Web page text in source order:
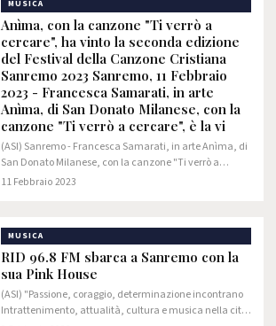
MUSICA
Anìma, con la canzone "Ti verrò a
cercare", ha vinto la seconda edizione
del Festival della Canzone Cristiana
Sanremo 2023 Sanremo, 11 Febbraio
2023 - Francesca Samarati, in arte
Anìma, di San Donato Milanese, con la
canzone "Ti verrò a cercare", è la vi
(ASI) Sanremo - Francesca Samarati, in arte Anìma, di
San Donato Milanese, con la canzone "Ti verrò a
cercare", è la vincitrice della seconda edizione del
11 Febbraio 2023
MUSICA
RID 96.8 FM sbarca a Sanremo con la
sua Pink House
(ASI) "Passione, coraggio, determinazione incontrano
Intrattenimento, attualità, cultura e musica nella città